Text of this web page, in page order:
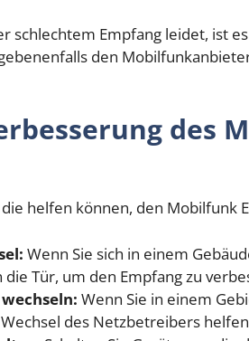
schlechtem Empfang leidet, ist
den
des
helfen können, den Mobilfunk
Wenn Sie sich in einem
die Tür, um den Empfang zu
Wenn Sie in einem
des Netzbetreibers